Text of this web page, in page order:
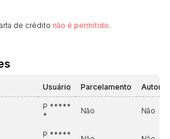
de crédito não é permitido
Usuário Parcelamento
P *****
*
Não Não
P *****